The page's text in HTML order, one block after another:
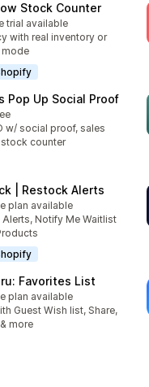
Stock Counter
trial available
with real inventory or
Pop Up Social Proof
w/ social proof, sales
counter
| Restock Alerts
plan available
Notify Me Waitlist
Favorites List
plan available
Guest Wish list, Share,
more